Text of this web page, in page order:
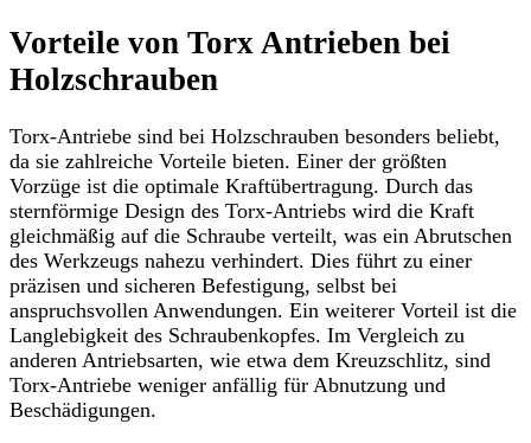
Vorteile von Torx Antrieben bei
Holzschrauben
Torx-Antriebe sind bei Holzschrauben besonders beliebt,
da sie zahlreiche Vorteile bieten. Einer der größten
Vorzüge ist die optimale Kraftübertragung. Durch das
sternförmige Design des Torx-Antriebs wird die Kraft
gleichmäßig auf die Schraube verteilt, was ein Abrutschen
des Werkzeugs nahezu verhindert. Dies führt zu einer
präzisen und sicheren Befestigung, selbst bei
anspruchsvollen Anwendungen. Ein weiterer Vorteil ist die
Langlebigkeit des Schraubenkopfes. Im Vergleich zu
anderen Antriebsarten, wie etwa dem Kreuzschlitz, sind
Torx-Antriebe weniger anfällig für Abnutzung und
Beschädigungen.